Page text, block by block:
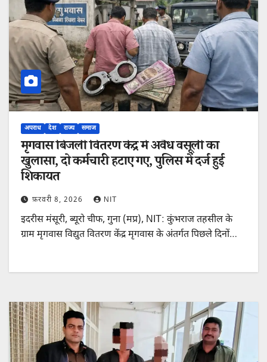
अपराध देश राज्य समाज
मृगवास बिजली वितरण केंद्र में अवैध वसूली का
खुलासा, दो कर्मचारी हटाए गए, पुलिस में दर्ज हुई
शिकायत
फ़रवरी 8, 2026 NIT
इदरीस मंसूरी, ब्यूरो चीफ, गुना (मप्र), NIT: कुंभराज तहसील के
ग्राम मृगवास विद्युत वितरण केंद्र मृगवास के अंतर्गत पिछले दिनों…